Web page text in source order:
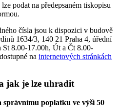
podat na předepsaném tiskopisu
čísla jsou k dispozici v budově
1634/3, 140 21 Praha 4, úřední
8.00-17.00h, Út a Čt 8.00-
na internetových stránkách
jak je lze uhradit
správnímu poplatku ve výši 50